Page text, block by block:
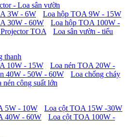
- Loa sân vườn
3W - 6W
Loa hộp TOA 9W - 15W
30W - 60W
Loa hộp TOA 100W -
TOA
Loa sân vườn - tiểu
thanh
10W - 15W
Loa nén TOA 20W -
40W - 50W - 60W
Loa chống cháy
nén công suất lớn
5W - 10W
Loa cột TOA 15W -30W
40W - 60W
Loa cột TOA 100W -